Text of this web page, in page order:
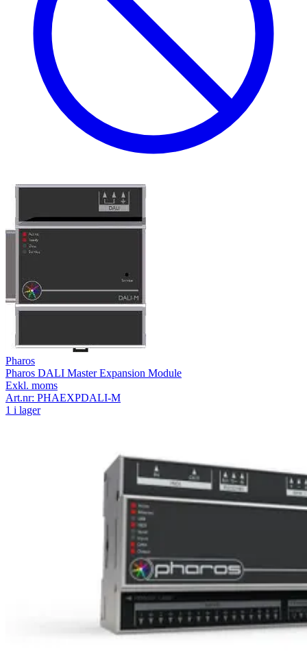
Pharos
Pharos DALI Master Expansion Module
Exkl. moms
Art.nr: PHAEXPDALI-M
1 i lager